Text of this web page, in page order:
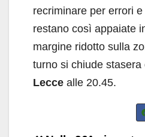
recriminare per errori
restano così appaiate
margine ridotto sulla
turno si chiude stasera
Lecce alle 20.45.